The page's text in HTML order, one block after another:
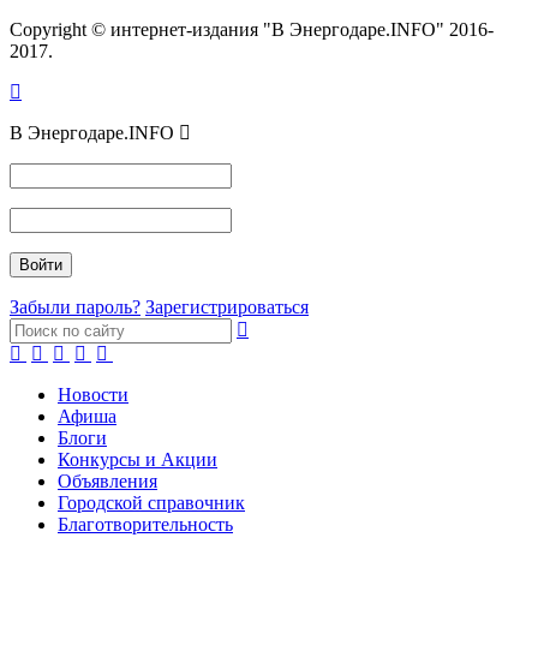
Copyright © интернет-издания "В Энергодаре.INFO" 2016-
2017.
В Энергодаре.INFO
Забыли пароль? Зарегистрироваться
Новости
Афиша
Блоги
Конкурсы и Акции
Объявления
Городской справочник
Благотворительность